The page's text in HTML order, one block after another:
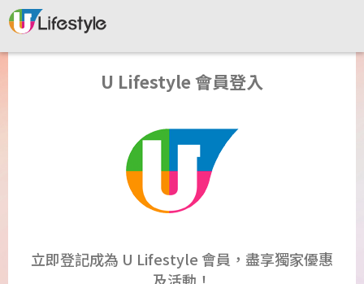
U Lifestyle 會員登入
立即登記成為 U Lifestyle 會員，盡享獨家優惠